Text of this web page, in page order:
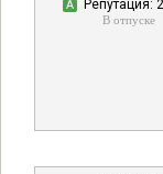
А Репутация:
В отпуске